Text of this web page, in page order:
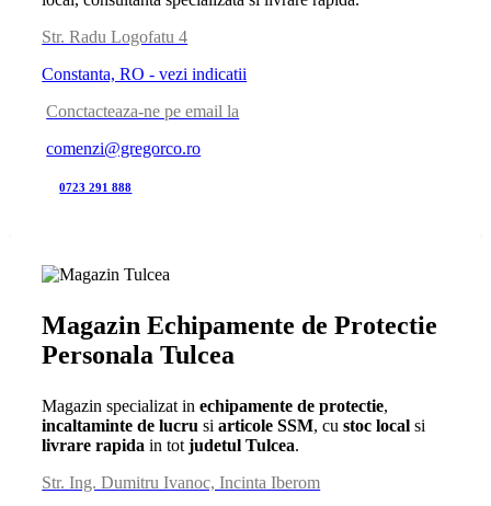
Str. Radu Logofatu 4
Constanta, RO - vezi indicatii
Conctacteaza-ne pe email la
comenzi@gregorco.ro
0723 291 888
Magazin Echipamente de Protectie
Personala Tulcea
Magazin specializat inechipamente de protectie,
incaltaminte de lucru siarticole SSM, cu stoc local si
livrare rapida in totjudetul Tulcea.
Str. Ing. Dumitru Ivanoc, Incinta Iberom